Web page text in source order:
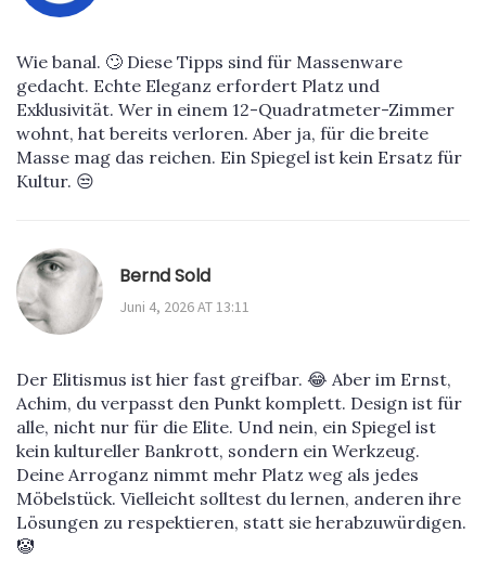
Wie banal. 🙄 Diese Tipps sind für Massenware
gedacht. Echte Eleganz erfordert Platz und
Exklusivität. Wer in einem 12-Quadratmeter-Zimmer
wohnt, hat bereits verloren. Aber ja, für die breite
Masse mag das reichen. Ein Spiegel ist kein Ersatz für
Kultur. 😒
Bernd Sold
Juni 4, 2026 AT 13:11
Der Elitismus ist hier fast greifbar. 😂 Aber im Ernst,
Achim, du verpasst den Punkt komplett. Design ist für
alle, nicht nur für die Elite. Und nein, ein Spiegel ist
kein kultureller Bankrott, sondern ein Werkzeug.
Deine Arroganz nimmt mehr Platz weg als jedes
Möbelstück. Vielleicht solltest du lernen, anderen ihre
Lösungen zu respektieren, statt sie herabzuwürdigen.
🤡